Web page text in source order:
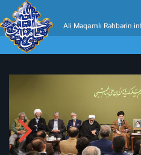
Ali Məqamlı Rəhbərin